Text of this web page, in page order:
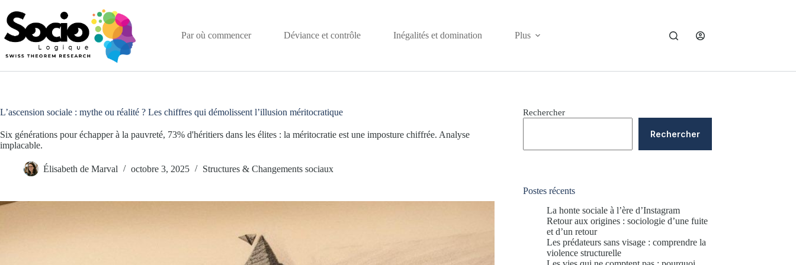
au
contenu
Par où commencer
Déviance et contrôle Inégalités et domination Plus
L’ascension sociale : mythe ou réalité ? Les chiffres qui démolissent l’illusion méritocratique
Six générations pour échapper à la pauvreté, 73% d'héritiers dans les élites : la méritocratie est une imposture chiffrée. Analyse
implacable.
Élisabeth de Marval octobre 3, 2025 Structures & Changements sociaux
Rechercher
Rechercher
Postes récents
La honte sociale à l’ère d’Instagram
Retour aux origines : sociologie d’une fuite
et d’un retour
Les prédateurs sans visage : comprendre la
violence structurelle